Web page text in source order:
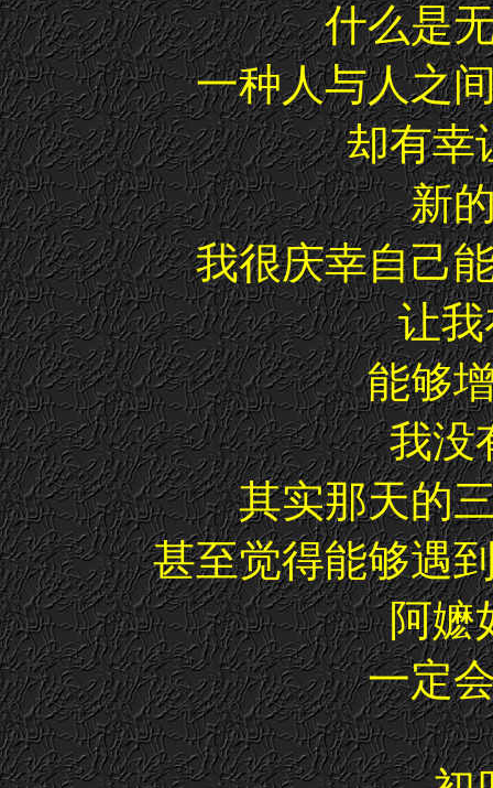
什么是
一种人与人之
却有幸
新
我很庆幸自己
让我
能够
我没
其实那天的
甚至觉得能够遇
阿嬷
一定